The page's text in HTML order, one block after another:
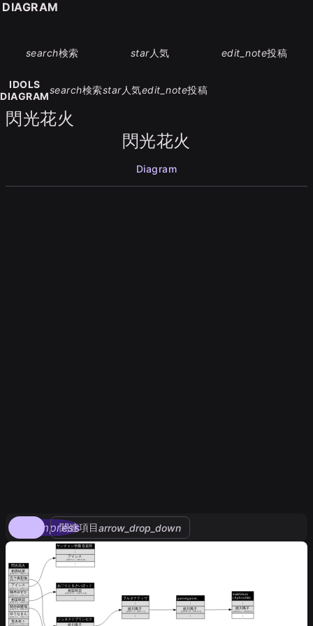
search検索 star人気 edit_note投稿
IDOLS
DIAGRAM
search検索star人気edit_note投稿
閃光花火
閃光花火
Diagram
compress
関連項目arrow_drop_down